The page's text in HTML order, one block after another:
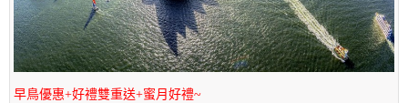
早鳥優惠+好禮雙重送+蜜月好禮~